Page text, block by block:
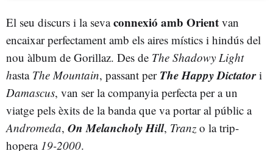
El seu discurs i la sevaconnexió amb Orient van
encaixar perfectament amb els aires místics i hindús del
nou àlbum de Gorillaz. Des de The Shadowy Light
hasta The Mountain, passant per The Happy Dictatori
Damascus, van ser la companyia perfecta per a un
viatge pels èxits de la banda que va portar al públic a
Andromeda, On Melancholy Hill, Tranz o la trip-
hopera 19-2000.